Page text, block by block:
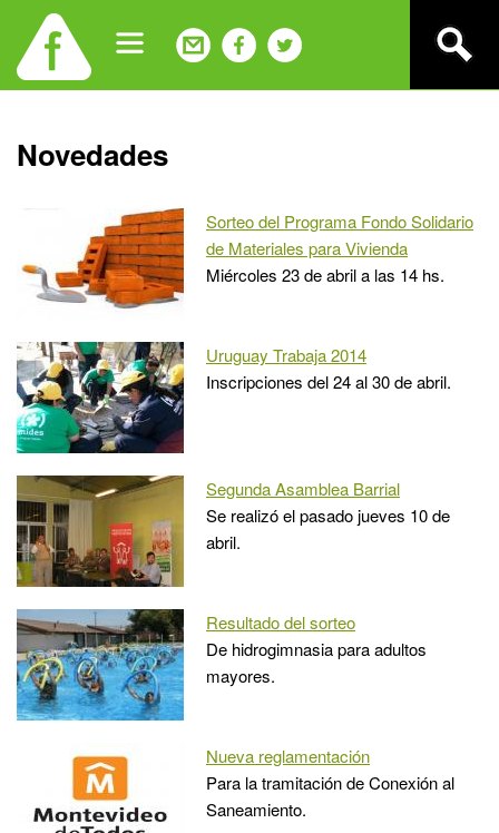
navigation
Back
to
Novedades
Sorteo del Programa Fondo Solidario
de Materiales para Vivienda
Miércoles 23 de abril a las 14 hs.
Uruguay Trabaja 2014
Inscripciones del 24 al 30 de abril.
Segunda Asamblea Barrial
Se realizó el pasado jueves 10 de
abril.
Resultado del sorteo
De hidrogimnasia para adultos
mayores.
Nueva reglamentación
Para la tramitación de Conexión al
Saneamiento.